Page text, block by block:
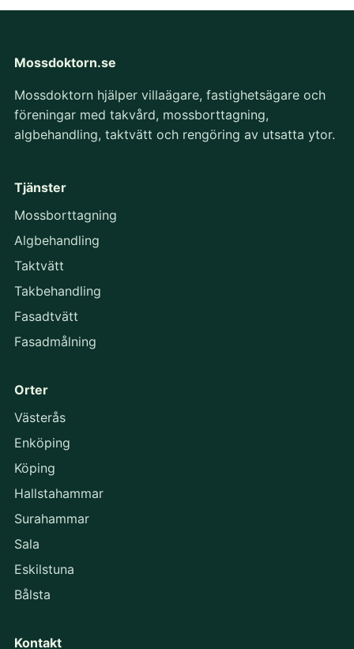
Mossdoktorn.se
Mossdoktorn hjälper villaägare, fastighetsägare och
föreningar med takvård, mossborttagning,
algbehandling, taktvätt och rengöring av utsatta ytor.
Tjänster
Mossborttagning
Algbehandling
Taktvätt
Takbehandling
Fasadtvätt
Fasadmålning
Orter
Västerås
Enköping
Köping
Hallstahammar
Surahammar
Sala
Eskilstuna
Bålsta
Kontakt